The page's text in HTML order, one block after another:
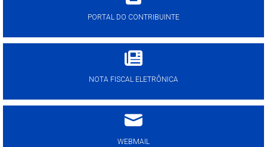
PORTAL DO CONTRIBUINTE
NOTA FISCAL ELETRÔNICA
WEBMAIL